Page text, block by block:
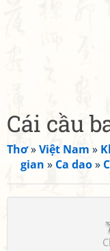
Cái cầu
Thơ»Việt Nam »
gian » Ca dao»